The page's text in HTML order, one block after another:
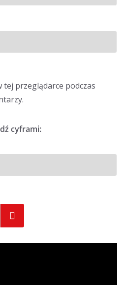
tej przeglądarce podczas
cyframi:
Szukaj